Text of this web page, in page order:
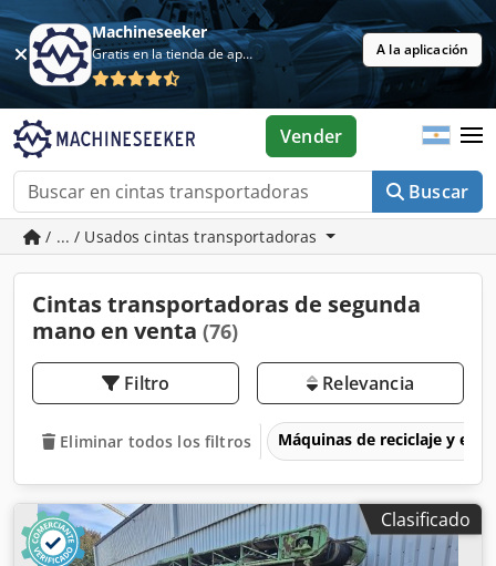
Machineseeker
Gratis en la tienda de aplicaciones A la aplicación
Buscar
Vender
/ ... / Usados cintas transportadoras
Cintas transportadoras de segunda
mano en venta (76)
Filtro Relevancia
Eliminar todos los filtros Máquinas de reciclaje y
Clasificado